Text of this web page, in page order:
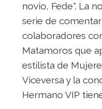
novio, Fede". La
serie de
colaboradores
Matamoros que
estilista de
Viceversa y la
Hermano VIP